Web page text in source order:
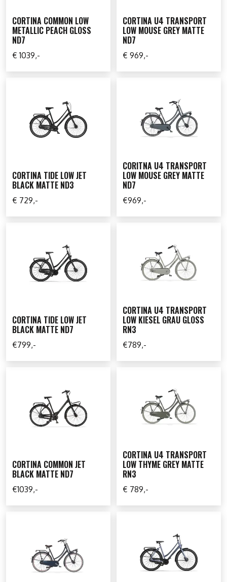
CORTINA COMMON LOW
METALLIC PEACH GLOSS
ND7
€ 1039,-
CORTINA U4 TRANSPORT
LOW MOUSE GREY MATTE
ND7
€ 969,-
CORTINA TIDE LOW JET
BLACK MATTE ND3
€ 729,-
CORITNA U4 TRANSPORT
LOW MOUSE GREY MATTE
ND7
€969,-
CORTINA TIDE LOW JET
BLACK MATTE ND7
€799,-
CORTINA U4 TRANSPORT
LOW KIESEL GRAU GLOSS
RN3
€789,-
CORTINA COMMON JET
BLACK MATTE ND7
€1039,-
CORTINA U4 TRANSPORT
LOW THYME GREY MATTE
RN3
€ 789,-